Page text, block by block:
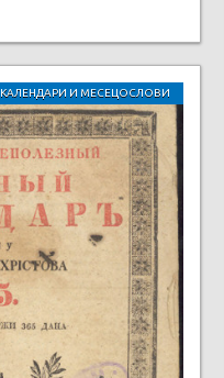
КАЛЕНДАРИ И МЕСЕЦОСЛОВИ